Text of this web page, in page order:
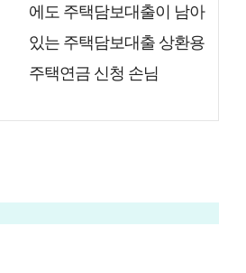
에도 주택담보대출이 남아
있는 주택담보대출 상환용
주택연금 신청 손님